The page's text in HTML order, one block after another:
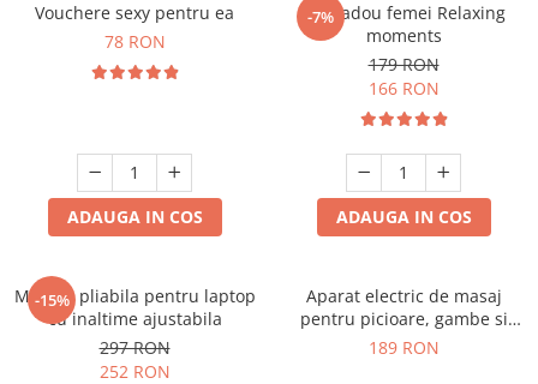
Vouchere sexy pentru ea
78 RON
ADAUGA IN COS
-7%
Set cadou femei Relaxing
moments
179 RON
166 RON
ADAUGA IN COS
-15%
Masuta pliabila pentru laptop
cu inaltime ajustabila
297 RON
252 RON
Aparat electric de masaj
pentru picioare, gambe si
brate
189 RON